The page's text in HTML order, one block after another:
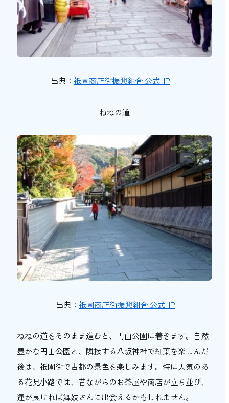
出典： 祇園商店街振興組合 公式HP
ねねの道
出典： 祇園商店街振興組合 公式HP
ねねの道をそのまま進むと、円山公園に着きます。自然
豊かな円山公園と、隣接する八坂神社で紅葉を楽しんだ
後は、祇園街で古都の景色を楽しみます。特に人気のあ
る花見小路では、昔ながらのお茶屋や商店が立ち並び、
運が良ければ舞妓さんに出会えるかもしれません。